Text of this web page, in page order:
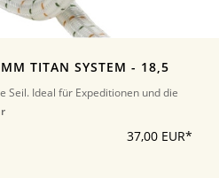
TITAN SYSTEM - 18,5
Seil. Ideal für Expeditionen und die
37,00 EUR*